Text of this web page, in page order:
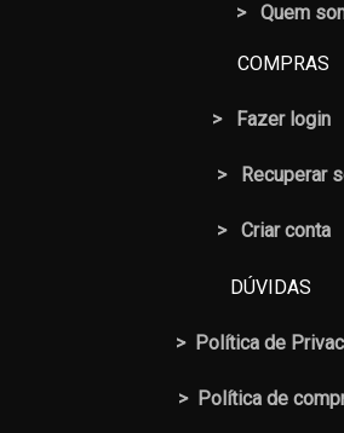
> Quem
COMPRAS
> Fazer login
> Recuperar
> Criar conta
DÚVIDAS
> Política de
> Política de